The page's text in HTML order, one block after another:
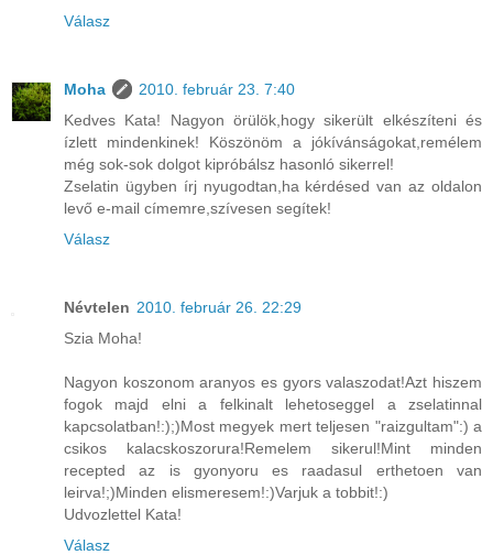
Válasz
Moha
2010. február 23. 7:40
Kedves Kata! Nagyon örülök,hogy sikerült elkészíteni és
ízlett mindenkinek! Köszönöm a jókívánságokat,remélem
még sok-sok dolgot kipróbálsz hasonló sikerrel!
Zselatin ügyben írj nyugodtan,ha kérdésed van az oldalon
levő e-mail címemre,szívesen segítek!
Válasz
Névtelen 2010. február 26. 22:29
Szia Moha!
Nagyon koszonom aranyos es gyors valaszodat!Azt hiszem
fogok majd elni a felkinalt lehetoseggel a zselatinnal
kapcsolatban!:);)Most megyek mert teljesen "raizgultam":) a
csikos kalacskoszorura!Remelem sikerul!Mint minden
recepted az is gyonyoru es raadasul erthetoen van
leirva!;)Minden elismeresem!:)Varjuk a tobbit!:)
Udvozlettel Kata!
Válasz